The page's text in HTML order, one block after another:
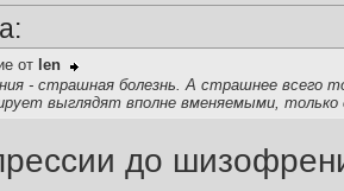
от len
- страшная болезнь. А страшнее всего
выглядят вполне вменяемыми,
до